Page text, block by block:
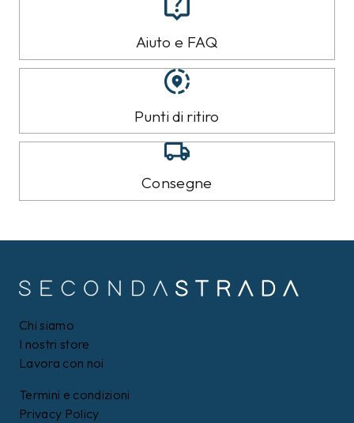
Aiuto e FAQ
Punti di ritiro
Consegne
Chi siamo
I nostri store
Lavora con noi
Termini e condizioni
Privacy Policy